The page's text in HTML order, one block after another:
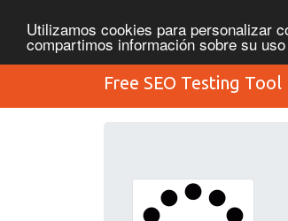
Utilizamos cookies para personalizar
compartimos información sobre su
Free SEO Testing Tool